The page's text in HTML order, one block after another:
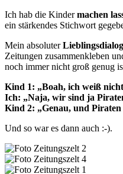
Ich hab die Kindermachen
ein stärkendes Stichwort
Mein absoluterLieblingsdialog
Zeitungen zusammenkleben
noch immer nicht groß genug
Kind 1: „Boah, ich weiß
Ich: „Naja, wir sind ja
Kind 2: „Genau, und Piraten
Und so war es dann auch :-).